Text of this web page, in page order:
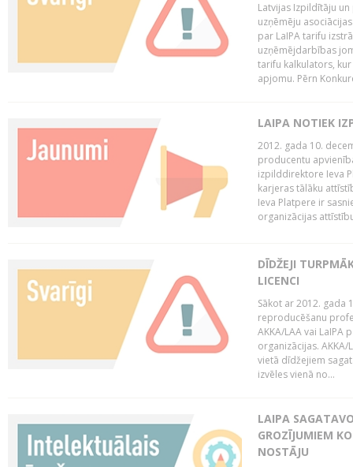
Latvijas Izpildītāju
uzņēmēju
par LaIPA tarifu
uzņēmējdarbības
tarifu kalkulators,
apjomu. Pērn
LAIPA NOTIEK
2012. gada 10.
producentu
izpilddirektore Ieva
karjeras tālāku
Ieva Platpere ir
organizācijas
DĪDŽEJI
LICENCI
Sākot ar 2012. gada
reproducēšanu
AKKA/LAA vai LaIPA
organizācijas.
vietā dīdžejiem
izvēles vienā no...
LAIPA
GROZĪJUMIEM
NOSTĀJU